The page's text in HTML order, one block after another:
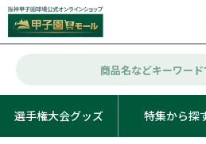
選手権大会グッズ 特集から探